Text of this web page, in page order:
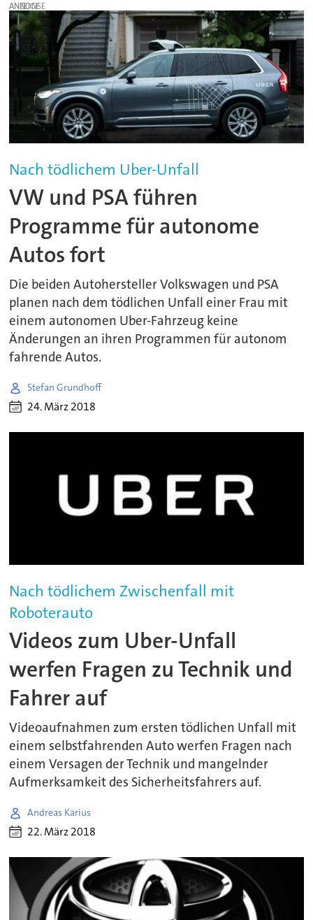
ANZEIGE
Nach tödlichem Uber-Unfall
VW und PSA führen
Programme für autonome
Autos fort
Die beiden Autohersteller Volkswagen und PSA
planen nach dem tödlichen Unfall einer Frau mit
einem autonomen Uber-Fahrzeug keine
Änderungen an ihren Programmen für autonom
fahrende Autos.
Stefan Grundhoff
24. März 2018
Nach tödlichem Zwischenfall mit
Roboterauto
Videos zum Uber-Unfall
werfen Fragen zu Technik und
Fahrer auf
Videoaufnahmen zum ersten tödlichen Unfall mit
einem selbstfahrenden Auto werfen Fragen nach
einem Versagen der Technik und mangelnder
Aufmerksamkeit des Sicherheitsfahrers auf.
Andreas Karius
22. März 2018